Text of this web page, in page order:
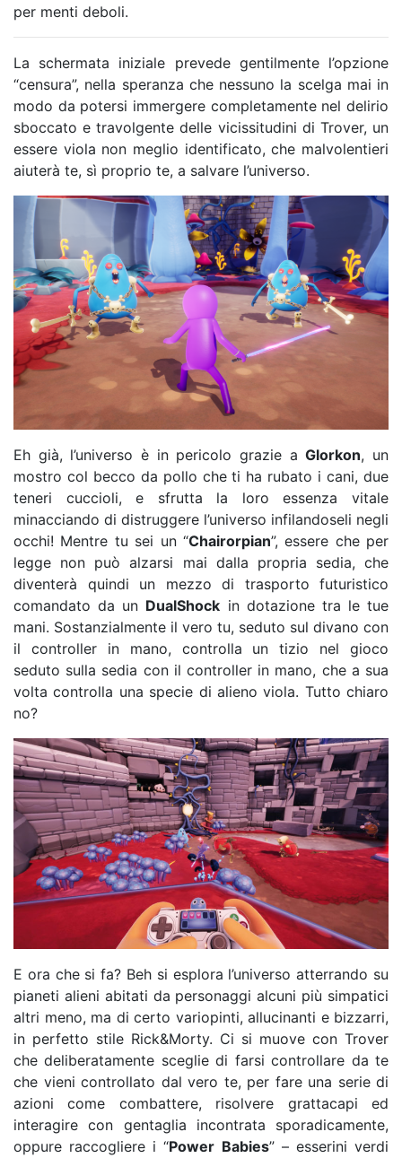
per menti deboli.
La schermata iniziale prevede gentilmente l’opzione
“censura”, nella speranza che nessuno la scelga mai in
modo da potersi immergere completamente nel delirio
sboccato e travolgente delle vicissitudini di Trover, un
essere viola non meglio identificato, che malvolentieri
aiuterà te, sì proprio te, a salvare l’universo.
Eh già, l’universo è in pericolo grazie aGlorkon, un
mostro col becco da pollo che ti ha rubato i cani, due
teneri cuccioli, e sfrutta la loro essenza vitale
minacciando di distruggere l’universo infilandoseli negli
occhi! Mentre tu sei un “Chairorpian”, essere che per
legge non può alzarsi mai dalla propria sedia, che
diventerà quindi un mezzo di trasporto futuristico
comandato da un DualShock in dotazione tra le tue
mani. Sostanzialmente il vero tu, seduto sul divano con
il controller in mano, controlla un tizio nel gioco
seduto sulla sedia con il controller in mano, che a sua
volta controlla una specie di alieno viola. Tutto chiaro
no?
E ora che si fa? Beh si esplora l’universo atterrando su
pianeti alieni abitati da personaggi alcuni più simpatici
altri meno, ma di certo variopinti, allucinanti e bizzarri,
in perfetto stile Rick&Morty. Ci si muove con Trover
che deliberatamente sceglie di farsi controllare da te
che vieni controllato dal vero te, per fare una serie di
azioni come combattere, risolvere grattacapi ed
interagire con gentaglia incontrata sporadicamente,
oppure raccogliere i “Power Babies” – esserini verdi